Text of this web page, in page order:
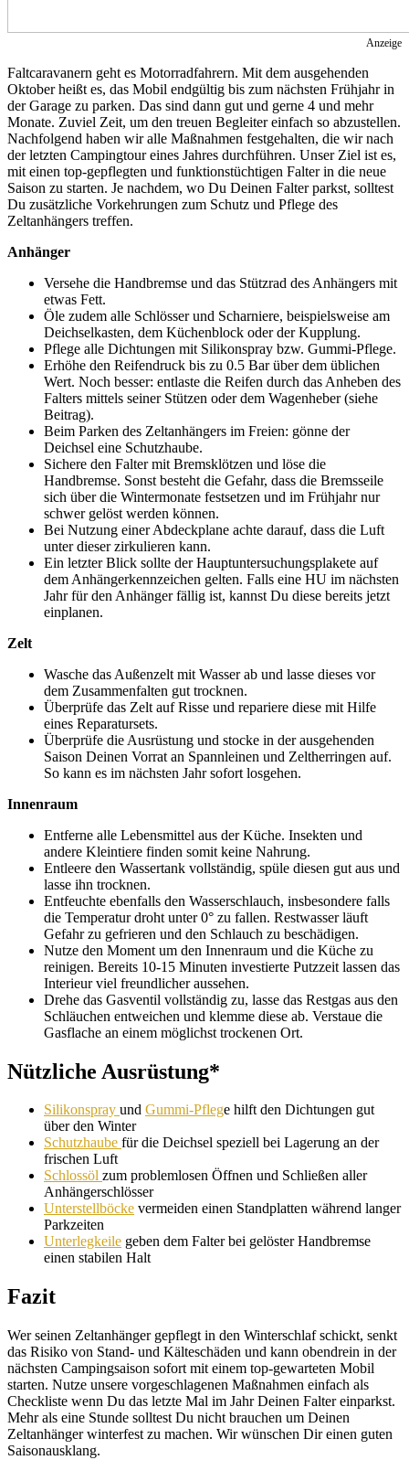
Anzeige
Faltcaravanern geht es Motorradfahrern. Mit dem ausgehenden
Oktober heißt es, das Mobil endgültig bis zum nächsten Frühjahr in
der Garage zu parken. Das sind dann gut und gerne 4 und mehr
Monate. Zuviel Zeit, um den treuen Begleiter einfach so abzustellen.
Nachfolgend haben wir alle Maßnahmen festgehalten, die wir nach
der letzten Campingtour eines Jahres durchführen. Unser Ziel ist es,
mit einen top-gepflegten und funktionstüchtigen Falter in die neue
Saison zu starten. Je nachdem, wo Du Deinen Falter parkst, solltest
Du zusätzliche Vorkehrungen zum Schutz und Pflege des
Zeltanhängers treffen.
Anhänger
Versehe die Handbremse und das Stützrad des Anhängers mit
etwas Fett.
Öle zudem alle Schlösser und Scharniere, beispielsweise am
Deichselkasten, dem Küchenblock oder der Kupplung.
Pflege alle Dichtungen mit Silikonspray bzw. Gummi-Pflege.
Erhöhe den Reifendruck bis zu 0.5 Bar über dem üblichen
Wert. Noch besser: entlaste die Reifen durch das Anheben des
Falters mittels seiner Stützen oder dem Wagenheber (siehe
Beitrag).
Beim Parken des Zeltanhängers im Freien: gönne der
Deichsel eine Schutzhaube.
Sichere den Falter mit Bremsklötzen und löse die
Handbremse. Sonst besteht die Gefahr, dass die Bremsseile
sich über die Wintermonate festsetzen und im Frühjahr nur
schwer gelöst werden können.
Bei Nutzung einer Abdeckplane achte darauf, dass die Luft
unter dieser zirkulieren kann.
Ein letzter Blick sollte der Hauptuntersuchungsplakete auf
dem Anhängerkennzeichen gelten. Falls eine HU im nächsten
Jahr für den Anhänger fällig ist, kannst Du diese bereits jetzt
einplanen.
Zelt
Wasche das Außenzelt mit Wasser ab und lasse dieses vor
dem Zusammenfalten gut trocknen.
Überprüfe das Zelt auf Risse und repariere diese mit Hilfe
eines Reparatursets.
Überprüfe die Ausrüstung und stocke in der ausgehenden
Saison Deinen Vorrat an Spannleinen und Zeltherringen auf.
So kann es im nächsten Jahr sofort losgehen.
Innenraum
Entferne alle Lebensmittel aus der Küche. Insekten und
andere Kleintiere finden somit keine Nahrung.
Entleere den Wassertank vollständig, spüle diesen gut aus und
lasse ihn trocknen.
Entfeuchte ebenfalls den Wasserschlauch, insbesondere falls
die Temperatur droht unter 0° zu fallen. Restwasser läuft
Gefahr zu gefrieren und den Schlauch zu beschädigen.
Nutze den Moment um den Innenraum und die Küche zu
reinigen. Bereits 10-15 Minuten investierte Putzzeit lassen das
Interieur viel freundlicher aussehen.
Drehe das Gasventil vollständig zu, lasse das Restgas aus den
Schläuchen entweichen und klemme diese ab. Verstaue die
Gasflache an einem möglichst trockenen Ort.
Nützliche Ausrüstung*
Silikonspray und Gummi-Pflege hilft den Dichtungen gut
über den Winter
Schutzhaube für die Deichsel speziell bei Lagerung an der
frischen Luft
Schlossöl zum problemlosen Öffnen und Schließen aller
Anhängerschlösser
Unterstellböcke vermeiden einen Standplatten während langer
Parkzeiten
Unterlegkeile geben dem Falter bei gelöster Handbremse
einen stabilen Halt
Fazit
Wer seinen Zeltanhänger gepflegt in den Winterschlaf schickt, senkt
das Risiko von Stand- und Kälteschäden und kann obendrein in der
nächsten Campingsaison sofort mit einem top-gewarteten Mobil
starten. Nutze unsere vorgeschlagenen Maßnahmen einfach als
Checkliste wenn Du das letzte Mal im Jahr Deinen Falter einparkst.
Mehr als eine Stunde solltest Du nicht brauchen um Deinen
Zeltanhänger winterfest zu machen. Wir wünschen Dir einen guten
Saisonausklang.